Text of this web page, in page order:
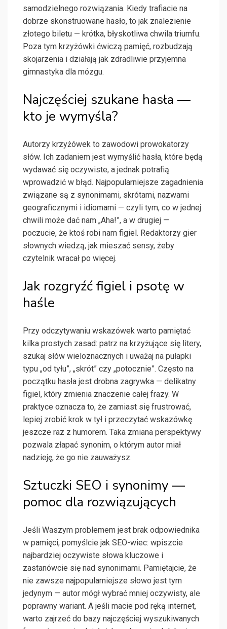
samodzielnego rozwiązania. Kiedy trafiacie na
dobrze skonstruowane hasło, to jak znalezienie
złotego biletu — krótka, błyskotliwa chwila triumfu.
Poza tym krzyżówki ćwiczą pamięć, rozbudzają
skojarzenia i działają jak zdradliwie przyjemna
gimnastyka dla mózgu.
Najczęściej szukane hasła —
kto je wymyśla?
Autorzy krzyżówek to zawodowi prowokatorzy
słów. Ich zadaniem jest wymyślić hasła, które będą
wydawać się oczywiste, a jednak potrafią
wprowadzić w błąd. Najpopularniejsze zagadnienia
związane są z synonimami, skrótami, nazwami
geograficznymi i idiomami — czyli tym, co w jednej
chwili może dać nam „Aha!”, a w drugiej —
poczucie, że ktoś robi nam figiel. Redaktorzy gier
słownych wiedzą, jak mieszać sensy, żeby
czytelnik wracał po więcej.
Jak rozgryźć figiel i psotę w
haśle
Przy odczytywaniu wskazówek warto pamiętać
kilka prostych zasad: patrz na krzyżujące się litery,
szukaj słów wieloznacznych i uważaj na pułapki
typu „od tyłu”, „skrót” czy „potocznie”. Często na
początku hasła jest drobna zagrywka — delikatny
figiel, który zmienia znaczenie całej frazy. W
praktyce oznacza to, że zamiast się frustrować,
lepiej zrobić krok w tył i przeczytać wskazówkę
jeszcze raz z humorem. Taka zmiana perspektywy
pozwala złapać synonim, o którym autor miał
nadzieję, że go nie zauważysz.
Sztuczki SEO i synonimy —
pomoc dla rozwiązujących
Jeśli Waszym problemem jest brak odpowiednika
w pamięci, pomyślcie jak SEO-wiec: wpiszcie
najbardziej oczywiste słowa kluczowe i
zastanówcie się nad synonimami. Pamiętajcie, że
nie zawsze najpopularniejsze słowo jest tym
jedynym — autor mógł wybrać mniej oczywisty, ale
poprawny wariant. A jeśli macie pod ręką internet,
warto zajrzeć do bazy najczęściej wyszukiwanych